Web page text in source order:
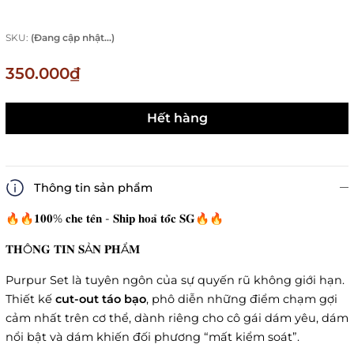
SKU: (Đang cập nhật...)
350.000₫
Hết hàng
Thông tin sản phẩm
🔥🔥𝟏𝟎𝟎% 𝐜𝐡𝐞 𝐭𝐞̂𝐧 - 𝐒𝐡𝐢𝐩 𝐡𝐨𝐚̉ 𝐭𝐨̂́𝐜 𝐒𝐆🔥🔥
𝐓𝐇Ô𝐍𝐆 𝐓𝐈𝐍 𝐒Ả𝐍 𝐏𝐇Ẩ𝐌
Purpur Set là tuyên ngôn của sự quyến rũ không giới hạn.
Thiết kế cut-out táo bạo, phô diễn những điểm chạm gợi
cảm nhất trên cơ thể, dành riêng cho cô gái dám yêu, dám
nổi bật và dám khiến đối phương “mất kiểm soát”.